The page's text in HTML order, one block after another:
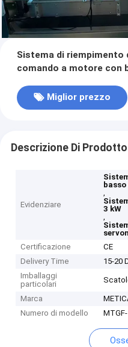
Sistema di riempimento
comando a motore con
Miglior prezzo
Descrizione Di Prodotto
Evidenziare
,
3 kW
,
Certificazione
CE
Delivery Time
15-20
Imballaggi
particolari
Marca
Numero di modello